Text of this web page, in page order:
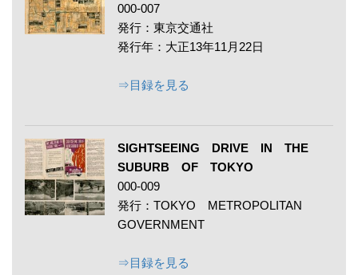
000-007
発行：東京交通社
発行年：大正13年11月22日
⇒目録を見る
SIGHTSEEING DRIVE IN THE
SUBURB OF TOKYO
000-009
発行：TOKYO METROPOLITAN
GOVERNMENT
⇒目録を見る